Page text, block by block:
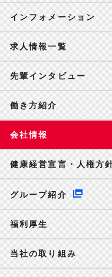
インフォメーション
求人情報一覧
先輩インタビュー
働き方紹介
会社情報
健康経営宣言・人権方
グループ紹介
福利厚生
当社の取り組み